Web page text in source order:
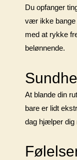
Du opfanger
vær ikke bange
med at rykke
belønnende.
At blande din
bare er lidt
dag hjælper dig